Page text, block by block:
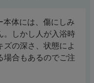
本体には、傷にしみ
。しかし人が入浴時
ズの深さ、状態によ
場合もあるのでご注